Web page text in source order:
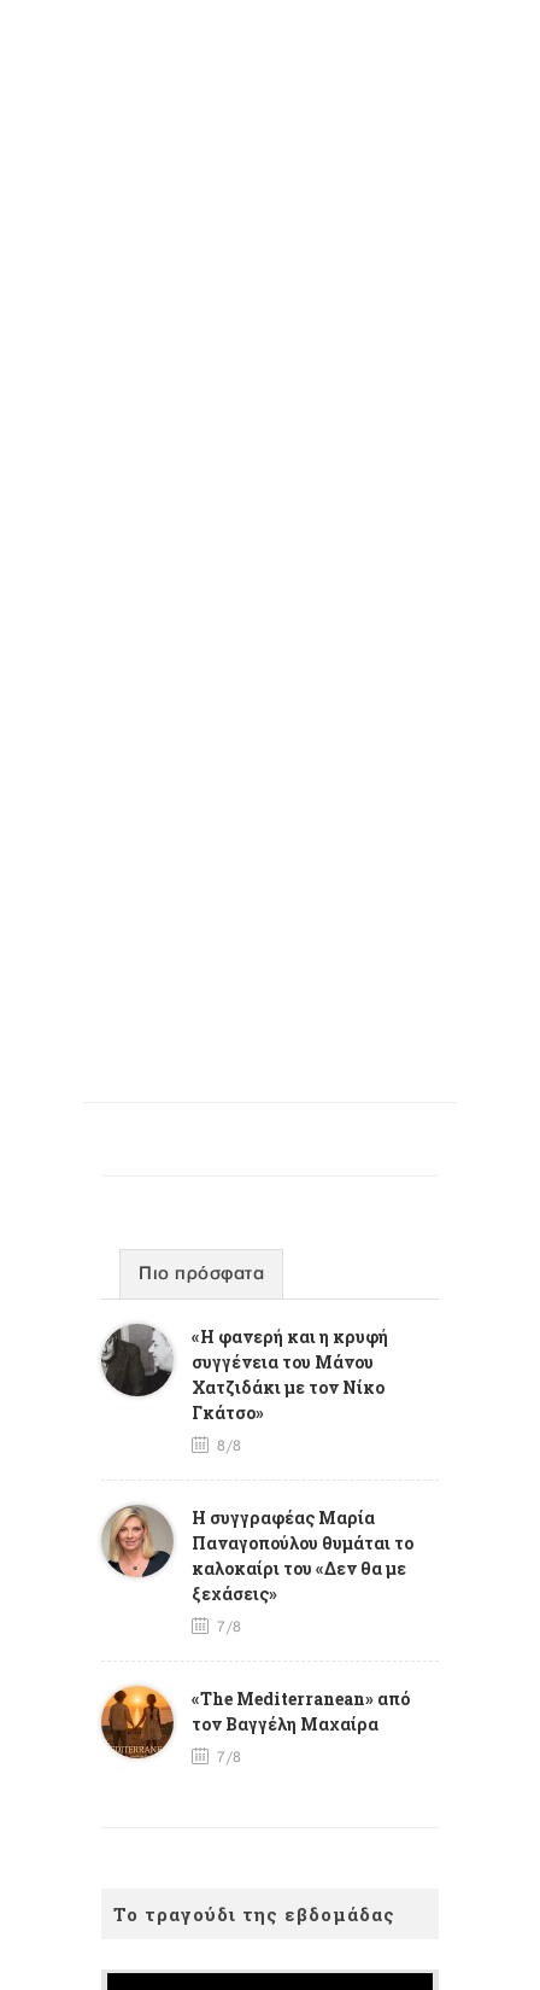
Πιο πρόσφατα
«Η φανερή και η κρυφή
συγγένεια του Μάνου
Χατζιδάκι με τον Νίκο
Γκάτσο»
8/8
Η συγγραφέας Μαρία
Παναγοπούλου θυμάται το
καλοκαίρι του «Δεν θα με
ξεχάσεις»
7/8
«The Mediterranean» από
τον Βαγγέλη Μαχαίρα
7/8
Το τραγούδι της εβδομάδας